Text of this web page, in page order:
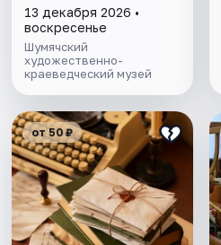
13 декабря 2026 •
воскресенье
Шумячский
художественно-
краеведческий музей
от 50 ₽